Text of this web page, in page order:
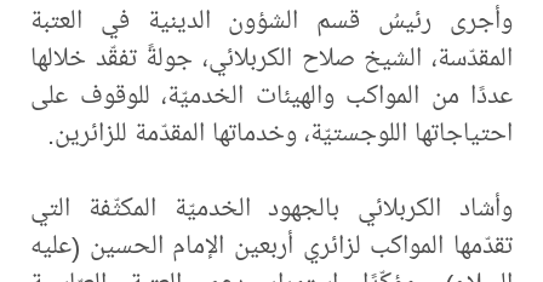
وأجرى رئيسُ قسم الشؤون الدينية في العتبة
المقدّسة، الشيخ صلاح الكربلائي، جولةً تفقّد خلالها
عددًا من المواكب والهيئات الخدميّة، للوقوف على
احتياجاتها اللوجستيّة، وخدماتها المقدّمة للزائرين.
وأشاد الكربلائي بالجهود الخدميّة المكثّفة التي
تقدّمها المواكب لزائري أربعين الإمام الحسين (عليه